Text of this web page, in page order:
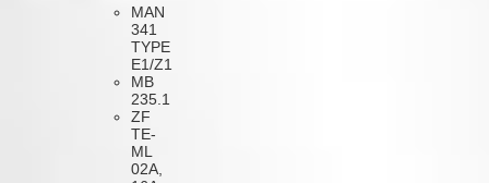
MAN
341
TYPE
E1/Z1
MВ
235.1
ZF
TE-
ML
02A,